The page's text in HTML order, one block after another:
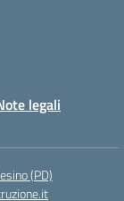
legali
(PD)